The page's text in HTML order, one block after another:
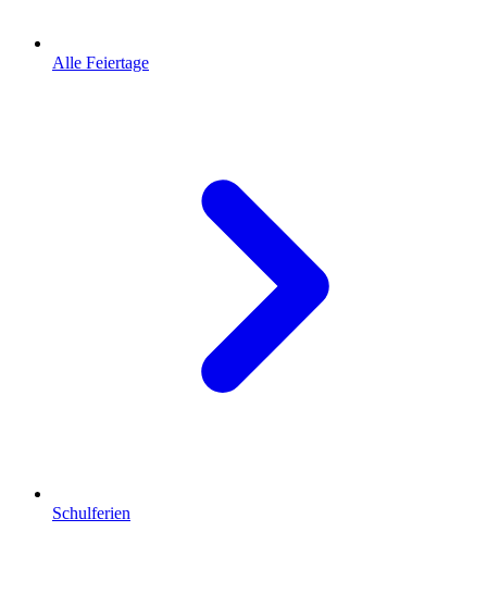
Alle Feiertage
Schulferien